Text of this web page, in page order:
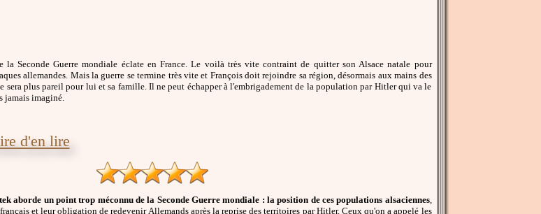
la Seconde Guerre mondiale éclate en France. Le voilà très vite contraint de quitter son Alsace natale pour
allemandes. Mais la guerre se termine très vite et François doit rejoindre sa région, désormais aux mains des
sera plus pareil pour lui et sa famille. Il ne peut échapper à l'embrigadement de la population par Hitler qui va le
jamais imaginé.
d'en lire
aborde un point trop méconnu de la Seconde Guerre mondiale : la position de ces populations alsaciennes,
et leur obligation de redevenir Allemands après la reprise des territoires par Hitler. Ceux qu'on a appelé les